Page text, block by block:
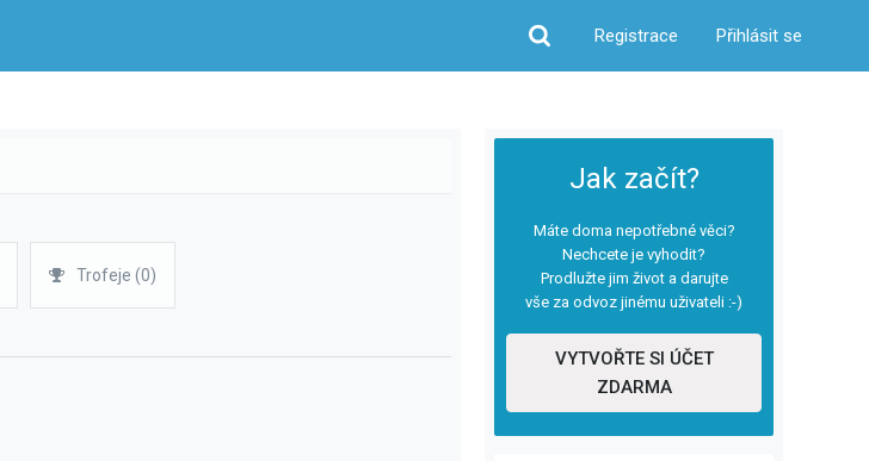
Hledat
Registrace Přihlásit se
Jak začít?
Máte doma nepotřebné věci?
Nechcete je vyhodit?
Prodlužte jim život a darujte
vše za odvoz jinému uživateli :-)
VYTVOŘTE SI ÚČET
ZDARMA
Trofeje (0)